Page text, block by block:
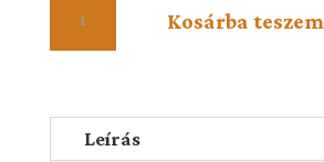
Kosárba teszem
Leírás